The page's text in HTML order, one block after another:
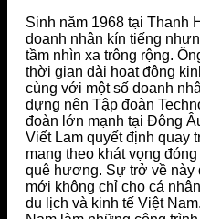
Sinh năm 1968 tại Thanh
doanh nhân kín tiếng
tầm nhìn xa trông rộng.
thời gian dài hoạt động
cùng với một số doanh
dựng nên Tập đoàn
đoàn lớn mạnh tại Đông
Viết Lam quyết định quay
mang theo khát vọng
quê hương. Sự trở về này
mới không chỉ cho cá
du lịch và kinh tế Việt